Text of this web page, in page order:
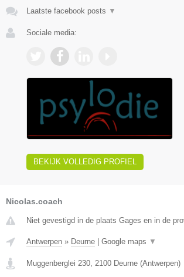
Laatste facebook posts ▼
Sociale media:
BEKIJK VOLLEDIG PROFIEL
Nicolas.coach
Niet gevestigd in de plaats Gages en in de
Antwerpen » Deurne Google maps ▼
Muggenberglei 230, 2100 Deurne (Antwerpen)